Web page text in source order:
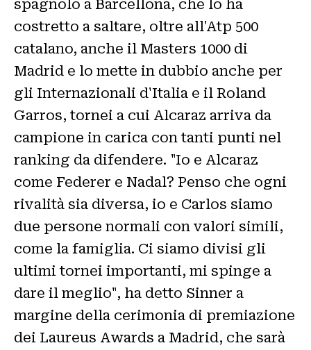
spagnolo a Barcellona, che lo ha
costretto a saltare, oltre all'Atp 500
catalano, anche il Masters 1000 di
Madrid e lo mette in dubbio anche per
gli Internazionali d'Italia e il Roland
Garros, tornei a cui Alcaraz arriva da
campione in carica con tanti punti nel
ranking da difendere. "Io e Alcaraz
come Federer e Nadal? Penso che ogni
rivalità sia diversa, io e Carlos siamo
due persone normali con valori simili,
come la famiglia. Ci siamo divisi gli
ultimi tornei importanti, mi spinge a
dare il meglio", ha detto Sinner a
margine della cerimonia di premiazione
dei Laureus Awards a Madrid, che sarà